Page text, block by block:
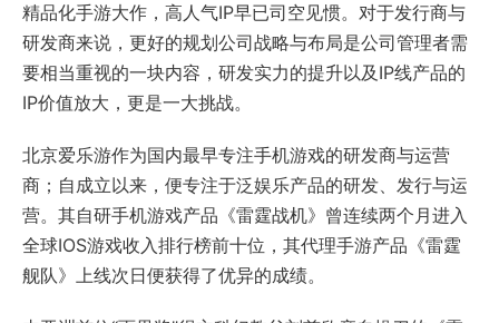
精品化手游大作，高人气IP早已司空见惯。对于发行商与
研发商来说，更好的规划公司战略与布局是公司管理者需
要相当重视的一块内容，研发实力的提升以及IP线产品的
IP价值放大，更是一大挑战。
北京爱乐游作为国内最早专注手机游戏的研发商与运营
商；自成立以来，便专注于泛娱乐产品的研发、发行与运
营。其自研手机游戏产品《雷霆战机》曾连续两个月进入
全球IOS游戏收入排行榜前十位，其代理手游产品《雷霆
舰队》上线次日便获得了优异的成绩。